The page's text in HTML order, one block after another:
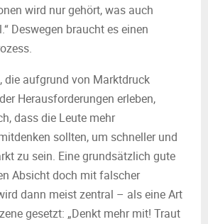
wird nur gehört, was auch
Deswegen braucht es einen
die aufgrund von Marktdruck
Herausforderungen erleben,
dass die Leute mehr
sollten, um schneller und
zu sein. Eine grundsätzlich gute
Absicht doch mit falscher
dann meist zentral – als eine Art
gesetzt: „Denkt mehr mit! Traut